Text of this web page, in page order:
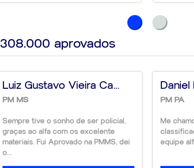
308.000 aprovados
Luiz Gustavo Vieira Ca...
PM MS
Sempre tive o sonho de ser policial,
graças ao alfa com os excelente
materiais. Fui Aprovado na PMMS, dei
o...
Daniel
PM PA
Me
equipe